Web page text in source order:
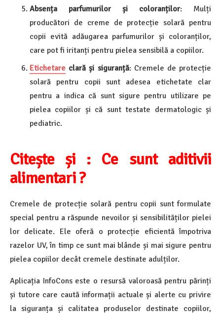
Absența parfumurilor și coloranților: Mulți
producători de creme de protecție solară pentru
copii evită adăugarea parfumurilor și coloranților,
care pot fi iritanți pentru pielea sensibilă a copiilor.
Etichetare clară și siguranță: Cremele de protecție
solară pentru copii sunt adesea etichetate clar
pentru a indica că sunt sigure pentru utilizare pe
pielea copiilor și că sunt testate dermatologic și
pediatric.
Citește și : Ce sunt aditivii
alimentari ?
Cremele de protecție solară pentru copii sunt formulate
special pentru a răspunde nevoilor și sensibilităților pielei
lor delicate. Ele oferă o protecție eficientă împotriva
razelor UV, în timp ce sunt mai blânde și mai sigure pentru
pielea copiilor decât cremele destinate adulților.
Aplicația InfoCons este o resursă valoroasă pentru părinți
și tutore care caută informații actuale și alerte cu privire
la siguranța și calitatea produselor destinate copiilor,